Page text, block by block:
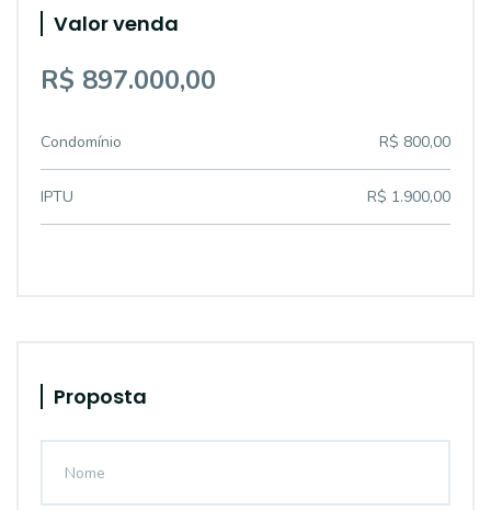
Valor venda
R$ 897.000,00
Condomínio R$ 800,00
IPTU R$ 1.900,00
Proposta